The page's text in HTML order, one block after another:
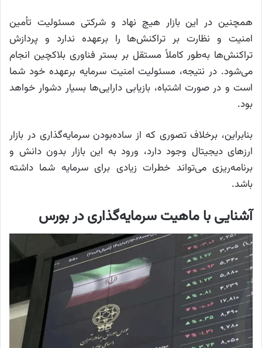
همچنین در این بازار هیچ نهاد و شرکتی مسئولیت تأمین
امنیت و نظارت بر تراکنش‌ها را برعهده ندارد و پردازش
تراکنش‌ها به‌طور کاملاً مستقل بر بستر فناوری بلاکچین انجام
می‌شود. در نتیجه، مسئولیت امنیت سرمایه برعهده خود شما
است و در صورت اشتباه، بازیابی دارایی‌ها بسیار دشوار خواهد
بود.
بنابراین، برخلاف تصوری که از ساده‌بودن سرمایه‌گذاری در بازار
ارز‌های دیجیتال وجود دارد، ورود به این بازار بدون دانش و
برنامه‌ریزی می‌تواند خطرات زیادی برای سرمایه شما داشته
باشد.
آشنایی با ماهیت سرمایه‌گذاری در بورس